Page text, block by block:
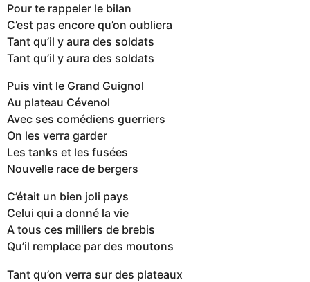
Pour te rappeler le bilan
C’est pas encore qu’on oubliera
Tant qu’il y aura des soldats
Tant qu’il y aura des soldats
Puis vint le Grand Guignol
Au plateau Cévenol
Avec ses comédiens guerriers
On les verra garder
Les tanks et les fusées
Nouvelle race de bergers
C’était un bien joli pays
Celui qui a donné la vie
A tous ces milliers de brebis
Qu’il remplace par des moutons
Tant qu’on verra sur des plateaux